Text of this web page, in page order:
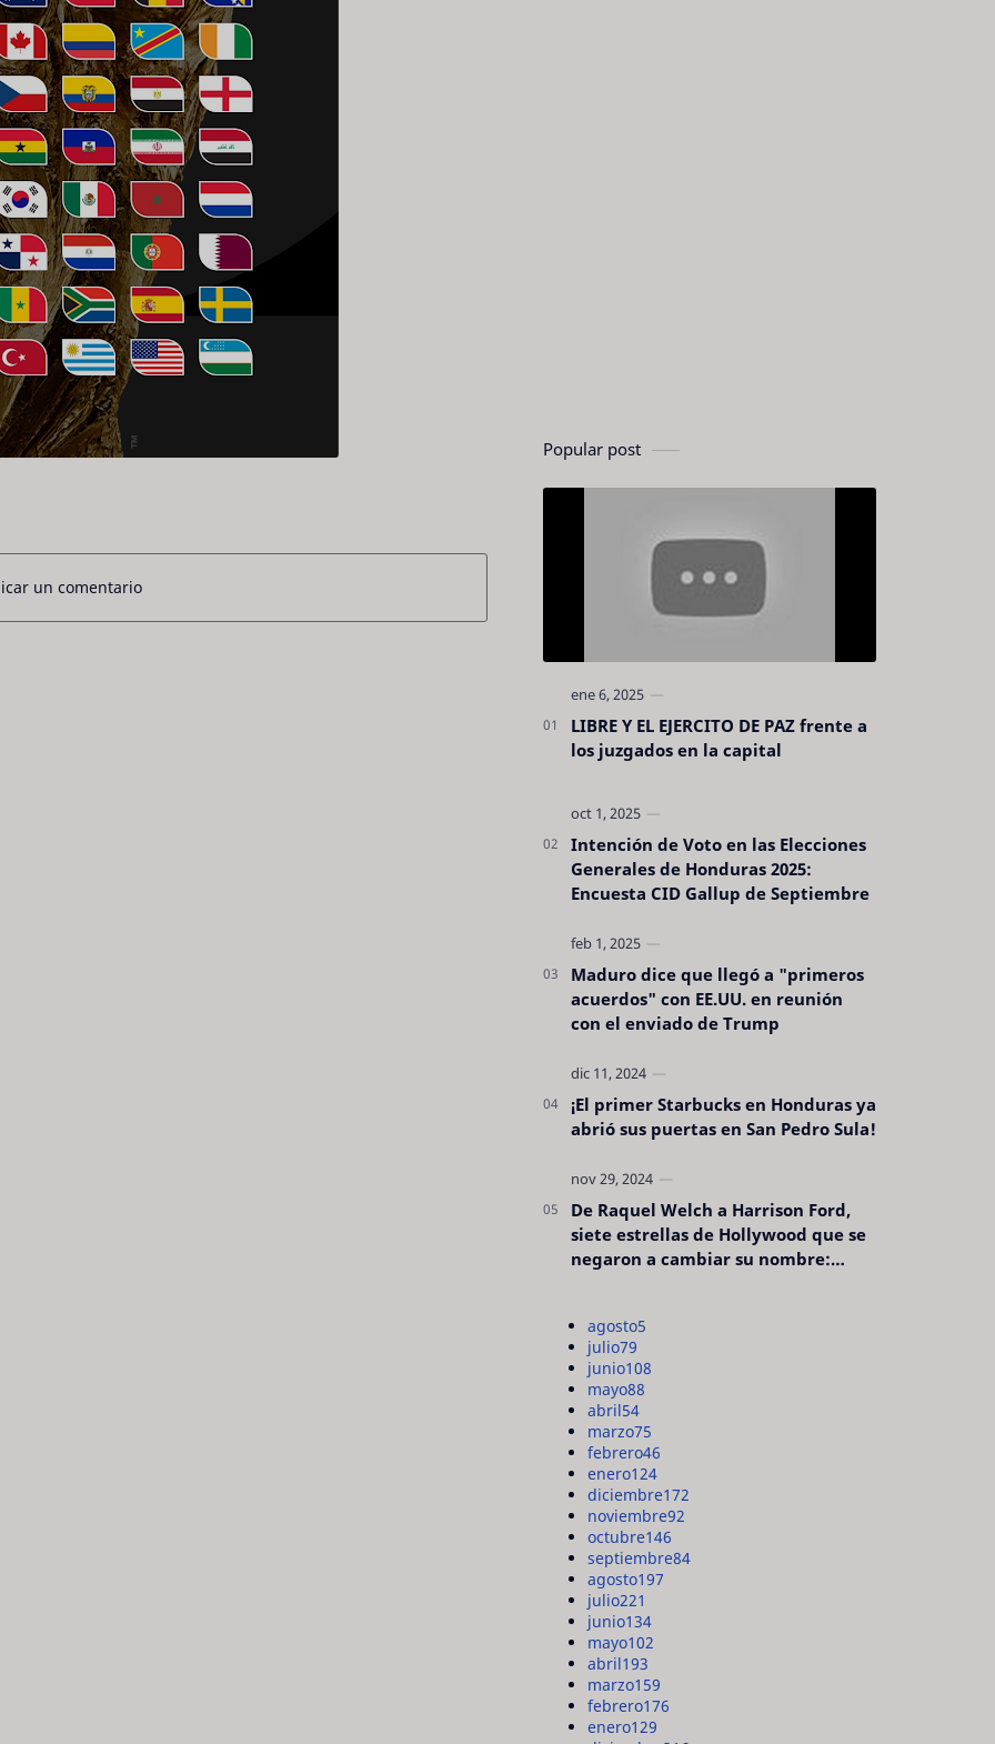
un comentario
Popular post
LIBRE Y EL EJERCITO DE PAZ frente a
los juzgados en la capital
Intención de Voto en las Elecciones
Generales de Honduras 2025:
Encuesta CID Gallup de Septiembre
Maduro dice que llegó a "primeros
acuerdos" con EE.UU. en reunión
con el enviado de Trump
¡El primer Starbucks en Honduras ya
abrió sus puertas en San Pedro Sula!
De Raquel Welch a Harrison Ford,
siete estrellas de Hollywood que se
negaron a cambiar su nombre:
agosto5
julio79
junio108
mayo88
abril54
marzo75
febrero46
enero124
diciembre172
noviembre92
octubre146
septiembre84
agosto197
julio221
junio134
mayo102
abril193
marzo159
febrero176
enero129